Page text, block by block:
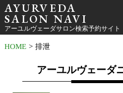
AYURVEDA
SALON NAVI
アーユルヴェーダサロン検索予約サイト
HOME > 排泄
アーユルヴェーダ